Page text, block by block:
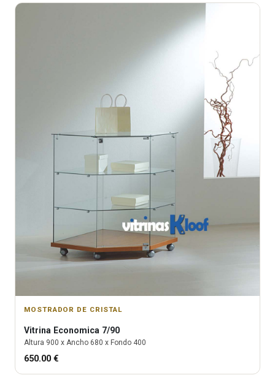
MOSTRADOR DE CRISTAL
Vitrina Economica 7/90
Altura 900 x Ancho 680 x Fondo 400
650.00 €